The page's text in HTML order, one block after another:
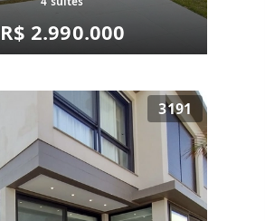
R$ 2.990.000
3191